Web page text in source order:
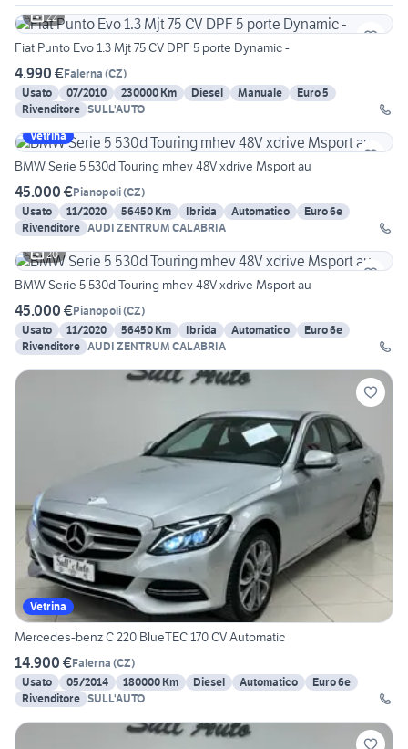
22
Fiat Punto Evo 1.3 Mjt 75 CV DPF 5 porte Dynamic -
4.990 €Falerna (CZ)
Usato
07/2010 230000 Km Diesel Manuale
Euro 5
Rivenditore SULL'AUTO
Vetrina
BMW Serie 5 530d Touring mhev 48V xdrive Msport au
45.000 €Pianopoli(CZ)
Usato
11/2020 56450 Km Ibrida Automatico
Euro 6e
Rivenditore AUDI ZENTRUM CALABRIA
20
BMW Serie 5 530d Touring mhev 48V xdrive Msport au
45.000 €Pianopoli(CZ)
Usato
11/2020 56450 Km Ibrida Automatico
Euro 6e
Rivenditore AUDI ZENTRUM CALABRIA
Vetrina
Mercedes-benz C 220 BlueTEC 170 CV Automatic
14.900 €Falerna (CZ)
Usato
05/2014 180000 Km Diesel Automatico
Euro 6e
Rivenditore SULL'AUTO